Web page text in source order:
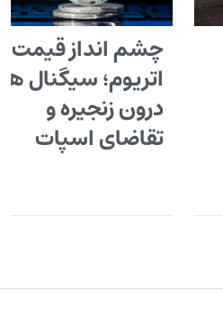
چشم انداز قیمت
اتریوم؛ سیگنال
درون زنجیره و
تقاضای اسپات